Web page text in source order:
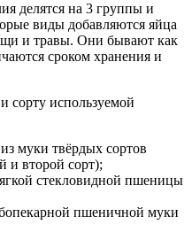
делятся на 3 группы и
виды добавляются яйца
и травы. Они бывают как
сроком хранения и
сорту используемой
муки твёрдых сортов
второй сорт);
стекловидной пшеницы
пшеничной муки